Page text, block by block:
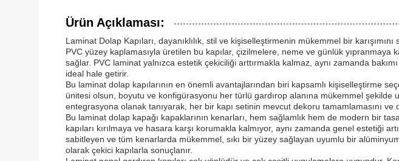
Ürün Açıklaması:
Laminat Dolap Kapıları, dayanıklılık, stil ve kişiselleştirmenin mükemmel bir
PVC yüzey kaplamasıyla üretilen bu kapılar, çizilmelere, neme ve günlük
sağlar. PVC laminat yalnızca estetik çekiciliği arttırmakla kalmaz, aynı zamanda
ideal hale getirir.
Bu laminat dolap kapılarının en önemli avantajlarından biri kapsamlı kişiselleştirme
ünitesi olsun, boyutu ve konfigürasyonu her türlü gardırop alanına mükemmel
entegrasyona olanak tanıyarak, her bir kapı setinin mevcut dekoru tamamlamasını ve
Bu laminat dolap kapağı kapaklarının kenarları, hem sağlamlık hem de modern bir
kapıları kırılmaya ve hasara karşı korumakla kalmıyor, aynı zamanda genel
sabitleyen ve tüm kenarlarda mükemmel, sıkı bir yüzey sağlayan uyumlu bir
olarak çekici kapılarla sonuçlanır.